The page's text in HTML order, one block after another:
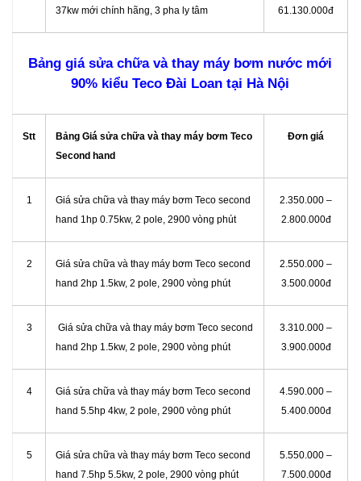
37kw mới chính hãng, 3 pha ly tâm 61.130.000đ
Bảng giá sửa chữa và thay máy bơm nước mới
90% kiểu Teco Đài Loan tại Hà Nội
Stt
Bảng Giá sửa chữa và thay máy bơm Teco
Second hand
Đơn giá
1
Giá sửa chữa và thay máy bơm Teco second
hand 1hp 0.75kw, 2 pole, 2900 vòng phút
2.350.000 –
2.800.000đ
2
Giá sửa chữa và thay máy bơm Teco second
hand 2hp 1.5kw, 2 pole, 2900 vòng phút
2.550.000 –
3.500.000đ
3
Giá sửa chữa và thay máy bơm Teco second
hand 2hp 1.5kw, 2 pole, 2900 vòng phút
3.310.000 –
3.900.000đ
4
Giá sửa chữa và thay máy bơm Teco second
hand 5.5hp 4kw, 2 pole, 2900 vòng phút
4.590.000 –
5.400.000đ
5
Giá sửa chữa và thay máy bơm Teco second
hand 7.5hp 5.5kw, 2 pole, 2900 vòng phút
5.550.000 –
7.500.000đ